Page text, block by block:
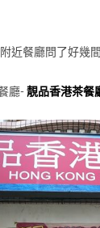
近餐廳問了好幾
廳-靚品香港茶餐